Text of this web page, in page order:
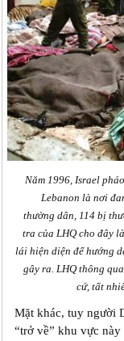
Năm 1996, Israel
Lebanon là nơi
thường dân, 114 bị
tra của LHQ cho đây
lái hiện diện để hướng
gây ra. LHQ thông
cứ, tất
Mặt khác, tuy người
“trở về” khu vực